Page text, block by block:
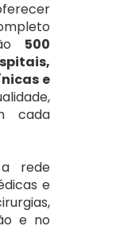
500
e
cada
rede
e
e no